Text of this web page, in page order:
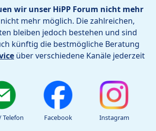
wir unser HiPP Forum nicht mehr
mehr möglich. Die zahlreichen,
bleiben jedoch bestehen und sind
künftig die bestmögliche Beratung
über verschiedene Kanäle jederzeit
Telefon Facebook Instagram